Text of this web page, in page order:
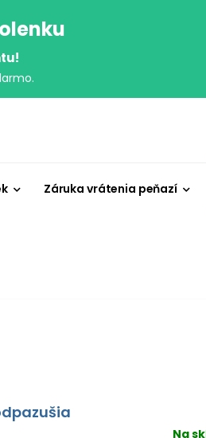
Záruka vrátenia peňazí
Na